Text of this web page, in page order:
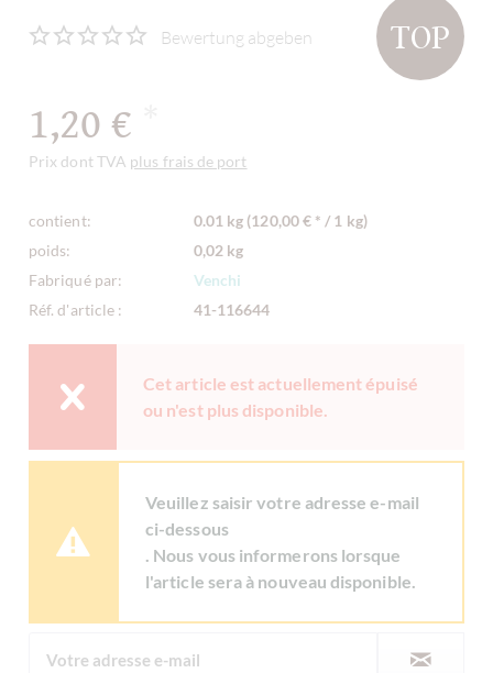
TOP
Bewertung abgeben
1,20 €
Prix dont TVA plus frais de port
contient:
0.01 kg (120,00 € * / 1 kg)
poids:
0,02 kg
Fabriqué par:
Venchi
Réf. d'article :
41-116644
Cet article est actuellement épuisé
ou n'est plus disponible.
Veuillez saisir votre adresse e-mail
ci-dessous
. Nous vous informerons lorsque
l'article sera à nouveau disponible.